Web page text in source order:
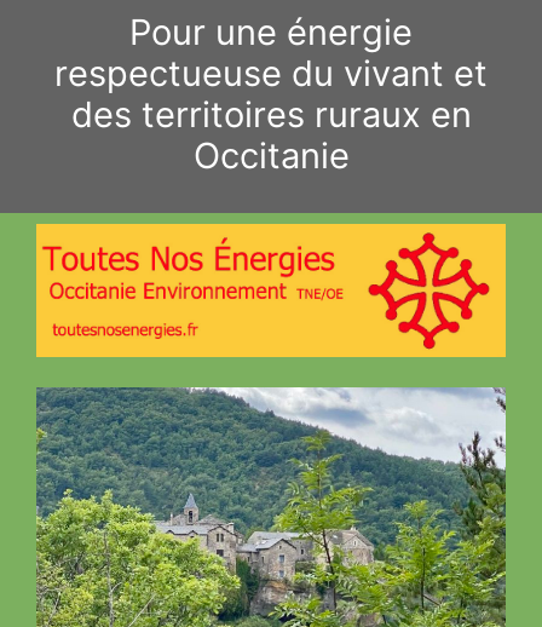
contenu
Pour une énergie
respectueuse du vivant et
des territoires ruraux en
Occitanie